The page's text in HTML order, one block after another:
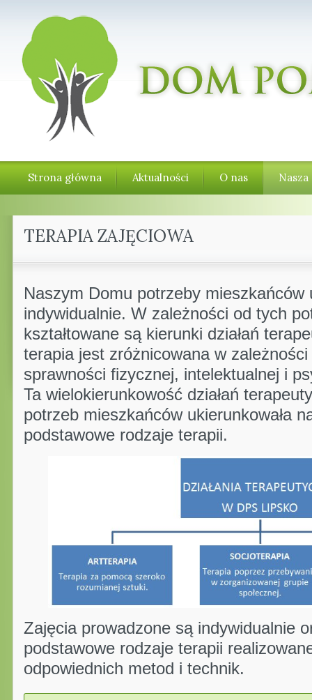
Strona główna Aktualności O nas
TERAPIA ZAJĘCIOWA
Naszym Domu potrzeby mieszkańców
indywidualnie. W zależności od tych
kształtowane są kierunki działań
terapia jest zróżnicowana w
sprawności fizycznej, intelektualnej i
Ta wielokierunkowość działań
potrzeb mieszkańców ukierunkowała
podstawowe rodzaje terapii.
Zajęcia prowadzone są indywidualnie
podstawowe rodzaje terapii
odpowiednich metod i technik.